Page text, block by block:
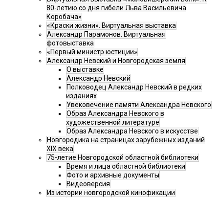
80-летию со дня гибели Льва Васильевича
Коробача»
«Краски жизни». Виртуальная выставка
Александр Парамонов. Виртуальная
фотовыставка
«Первый министр юстиции»
Александр Невский и Новгородская земля
О выставке
Александр Невский
Полководец Александр Невский в редких
изданиях
Увековечение памяти Александра Невского
Образ Александра Невского в
художественной литературе
Образ Александра Невского в искусстве
Новгородика на страницах зарубежных изданий
XIX века
75-летие Новгородской областной библиотеки
Время и лица областной библиотеки
Фото и архивные документы
Видеоверсия
Из истории новгородской кинофикации